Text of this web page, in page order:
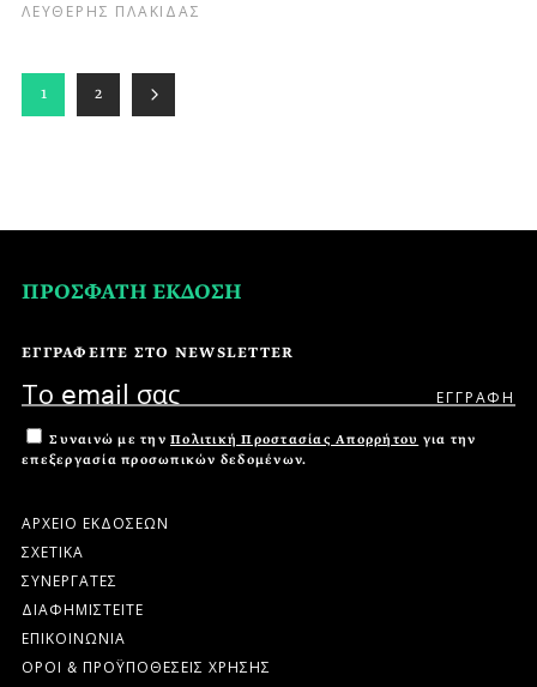
ΛΕΥΘΕΡΗΣ ΠΛΑΚΙΔΑΣ
1 2
ΠΡΟΣΦΑΤΗ ΕΚΔΟΣΗ
ΕΓΓΡΑΦΕΙΤΕ ΣΤΟ NEWSLETTER
Συναινώ με την Πολιτική Προστασίας Απορρήτου για την
επεξεργασία προσωπικών δεδομένων.
ΑΡΧΕΙΟ ΕΚΔΟΣΕΩΝ
ΣΧΕΤΙΚΑ
ΣΥΝΕΡΓΑΤΕΣ
ΔΙΑΦΗΜΙΣΤΕΙΤΕ
ΕΠΙΚΟΙΝΩΝΙΑ
ΟΡΟΙ & ΠΡΟΫΠΟΘΕΣΕΙΣ ΧΡΗΣΗΣ